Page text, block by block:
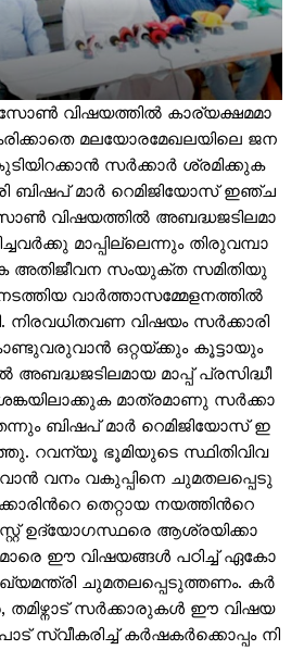
സോ​​​ൺ വി​​​ഷ​​​യ​​​ത്തി​​​ൽ കാ​​​ര്യ​​​ക്ഷ​​​മ​​​മാ​​​
മ​​​ല​​​യോ​​​ര​​​മേ​​​ഖ​​​ല​​​യി​​​ലെ ജ​​​ന​​​
സ​​​ർ​​​ക്കാ​​​ർ ശ്ര​​​മി​​​ക്കു​​​ക​​​
ബി​​​ഷ​​​പ് മാ​​​ർ റെ​​​മി​​​ജി​​​യോ​​​സ് ഇ​​​ഞ്ച​​​
വി​​​ഷ​​​യ​​​ത്തി​​​ൽ അ​​​ബ​​​ദ്ധ​​​ജ​​​ടി​​​ല​​​മാ​​​
മാ​​​പ്പി​​​ല്ലെ​​​ന്നും തി​​​രു​​​വമ്പാ​​​
അ​​​തി​​​ജീ​​​വ​​​ന സം​​​യു​​​ക്ത സ​​​മി​​​തി​​​യു​​​
വാ​​​ർ​​​ത്താ​​​സ​​​മ്മേ​​​ള​​​ന​​​ത്തി​​​ൽ
നി​​​ര​​​വ​​​ധി​​ത​​​വ​​​ണ വി​​​ഷ​​​യം സ​​​ർ​​​ക്കാ​​​രി​​​
ഒ​​​റ്റ​​​യ്ക്കും കൂ​​​ട്ടാ​​​യും
അ​​​ബ​​​ദ്ധ​​​ജ​​​ടി​​​ല​​​മാ​​​യ മാ​​​പ്പ് പ്ര​​​സി​​​ദ്ധീ​​​
മാ​​​ത്ര​​​മാ​​​ണു സ​​​ർ​​​ക്കാ​​​
ബി​​​ഷ​​​പ് മാ​​​ർ റെ​​​മി​​​ജി​​​യോ​​​സ് ഇ​​​
റ​​​വ​​​ന്യൂ ഭൂ​​​മി​​​യു​​​ടെ സ്ഥി​​​തി​​​വി​​​വ​​​
വ​​​നം വ​​​കു​​​പ്പി​​​നെ ചു​​​മ​​​ത​​​ല​​​പ്പെ​​​ടു​​​
തെ​​​റ്റാ​​​യ ന​​​യ​​​ത്തി​​​ന്‍റെ
ഉ​​​ദ്യോ​​​ഗ​​​സ്ഥ​​​രെ ആ​​​ശ്ര​​​യി​​​ക്കാ​​​
ഈ ​​​വി​​​ഷ​​​യ​​​ങ്ങ​​​ൾ പ​​​ഠി​​​ച്ച് ഏ​​​കോ​​​
ചു​​​മ​​​ത​​​ല​​​പ്പെ​​​ടു​​​ത്ത​​​ണം. ക​​​ർ​​​
ത​​​മി​​​ഴ്നാ​​​ട് സ​​​ർ​​​ക്കാ​​​രു​​​ക​​​ൾ ഈ ​​​വി​​​ഷ​​​യ​​​
സ്വീ​​​ക​​​രി​​​ച്ച് ക​​​ർ​​​ഷ​​​ക​​​ർ​​​ക്കൊ​​​പ്പം നി​​​